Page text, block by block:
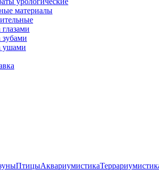
материалы
глазами
зубами
ушами
ПтицыАквариумистика